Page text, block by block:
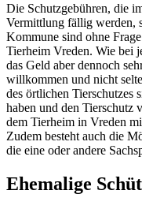
Die Schutzgebühren, die
Vermittlung fällig werden,
Kommune sind ohne
Tierheim Vreden. Wie bei
das Geld aber dennoch
willkommen und nicht
des örtlichen Tierschutzes
haben und den Tierschutz
dem Tierheim in Vreden
Zudem besteht auch die
die eine oder andere
Ehemalige